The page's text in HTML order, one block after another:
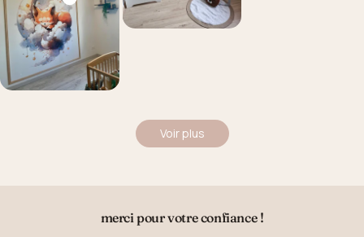
Voir plus
merci pour votre confiance !